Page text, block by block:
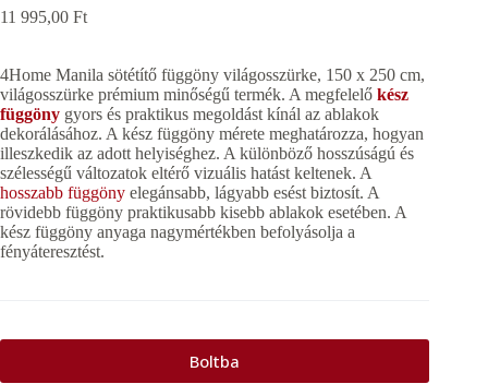
11 995,00 Ft
4Home Manila sötétítő függöny világosszürke, 150 x 250 cm,
világosszürke prémium minőségű termék. A megfelelő kész
függöny gyors és praktikus megoldást kínál az ablakok
dekorálásához. A kész függöny mérete meghatározza, hogyan
illeszkedik az adott helyiséghez. A különböző hosszúságú és
szélességű változatok eltérő vizuális hatást keltenek. A
hosszabb függöny elegánsabb, lágyabb esést biztosít. A
rövidebb függöny praktikusabb kisebb ablakok esetében. A
kész függöny anyaga nagymértékben befolyásolja a
fényáteresztést.
Boltba